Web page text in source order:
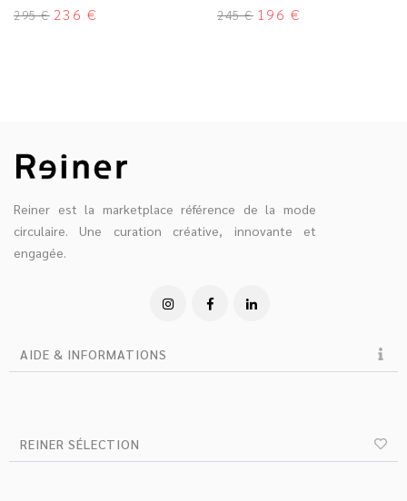
295€ 236 € 245€ 196 €
Reiner est la marketplace référence de la mode
circulaire. Une curation créative, innovante et
engagée.
AIDE & INFORMATIONS
REINER SÉLECTION